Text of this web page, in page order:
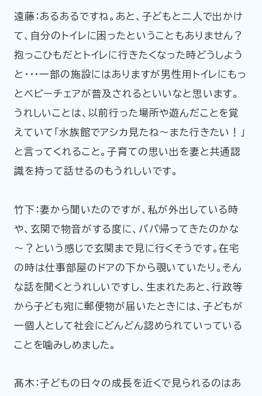
遠藤：あるあるですね。あと、子どもと二人で出かけ
て、自分のトイレに困ったということもありません？
抱っこひもだとトイレに行きたくなった時どうしよう
と･･･一部の施設にはありますが男性用トイレにもっ
とベビーチェアが普及されるといいなと思います。
うれしいことは、以前行った場所や遊んだことを覚
えていて「水族館でアシカ見たね～また行きたい！」
と言ってくれること。子育ての思い出を妻と共通認
識を持って話せるのもうれしいです。
竹下：妻から聞いたのですが、私が外出している時
や、玄関で物音がする度に、パパ帰ってきたのかな
～？という感じで玄関まで見に行くそうです。在宅
の時は仕事部屋のドアの下から覗いていたり。そん
な話を聞くとうれしいですし、生まれたあと、行政等
から子ども宛に郵便物が届いたときには、子どもが
一個人として社会にどんどん認められていっている
ことを噛みしめました。
髙木：子どもの日々の成長を近くで見られるのはあ